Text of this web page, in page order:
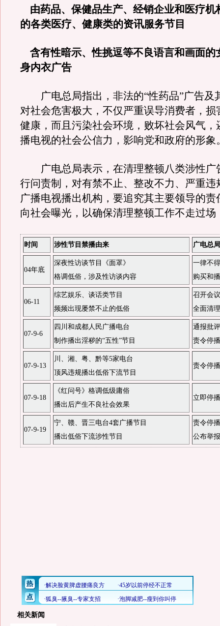
由药品、保健品生产、经销企业和医疗机
的各类医疗、健康类的资讯服务节目
含有性暗示、性挑逗等不良语言和画面的
身内衣广告
广电总局指出，非法的“性药品”广告及
对社会危害极大，不仅严重误导消费者，损
健康，而且污染社会环境，败坏社会风气，
播电视的社会公信力，影响党和政府的形象
广电总局表示，在清理整顿八类涉性广
行问责制，对有禁不止、整改不力、严重违
广播电视播出机构，要追究其主要领导的责
向社会曝光，以确保清理整顿工作不走过场
时间 涉性节目禁播由来 广电总
04年底
深夜性访谈节目《面罩》
格调低俗，涉及性访谈内容
一律不得
购买和
06-11
综艺娱乐、谈话类节目
频频出现屡禁不止的低俗
召开会议
全面清理
07-9-6
四川和成都人民广播电台
制作播出淫秽的“五性”节目
通报批评
责令停播
07-9-13
川、湘、粤、黔等5家电台
顶风违规播出低俗下流节目
责令停播
07-9-18
《红问号》格调低级庸俗
播出后产生不良社会效果
立即停播
07-9-19
宁、赣、晋三电台4套广播节目
播出低俗下流涉性节目
责令停播
公布举
相关新闻